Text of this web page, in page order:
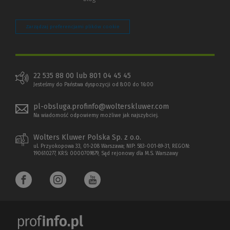
Zarządzaj preferencjami plików cookie
22 535 88 00 lub 801 04 45 45
Jesteśmy do Państwa dyspozycji od 8:00 do 16:00
pl-obsluga.profinfo@wolterskluwer.com
Na wiadomość odpowiemy możliwe jak najszybciej.
Wolters Kluwer Polska Sp. z o.o.
ul. Przyokopowa 33, 01-208 Warszawa; NIP: 583-001-89-31, REGON:
190610277, KRS: 0000709879, Sąd rejonowy dla M.S. Warszawy